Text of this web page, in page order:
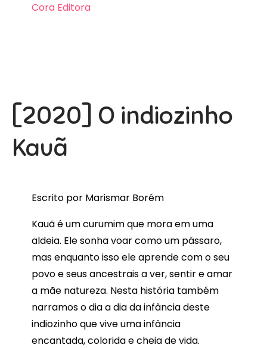
Cora Editora
[2020] O indiozinho
Kauã
Escrito por Marismar Borém
Kauã é um curumim que mora em uma
aldeia. Ele sonha voar como um pássaro,
mas enquanto isso ele aprende com o seu
povo e seus ancestrais a ver, sentir e amar
a mãe natureza. Nesta história também
narramos o dia a dia da infância deste
indiozinho que vive uma infância
encantada, colorida e cheia de vida.